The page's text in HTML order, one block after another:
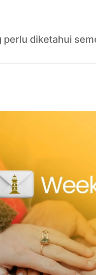
diketahui